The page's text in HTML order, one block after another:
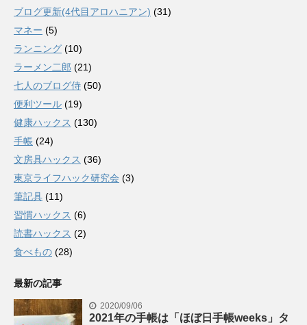
ブログ更新(4代目アロハニアン) (31)
マネー (5)
ランニング (10)
ラーメン二郎 (21)
七人のブログ侍 (50)
便利ツール (19)
健康ハックス (130)
手帳 (24)
文房具ハックス (36)
東京ライフハック研究会 (3)
筆記具 (11)
習慣ハックス (6)
読書ハックス (2)
食べもの (28)
最新の記事
2020/09/06
2021年の手帳は「ほぼ日手帳weeks」タ